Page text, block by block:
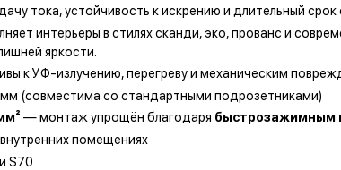
тока, устойчивость к искрению и длительный
интерьеры в стилях сканди, эко, прованс и
яркости.
к УФ-излучению, перегреву и механическим
(совместима со стандартными подрозетниками)
— монтаж упрощён благодаря быстрозажимным
помещениях
S70